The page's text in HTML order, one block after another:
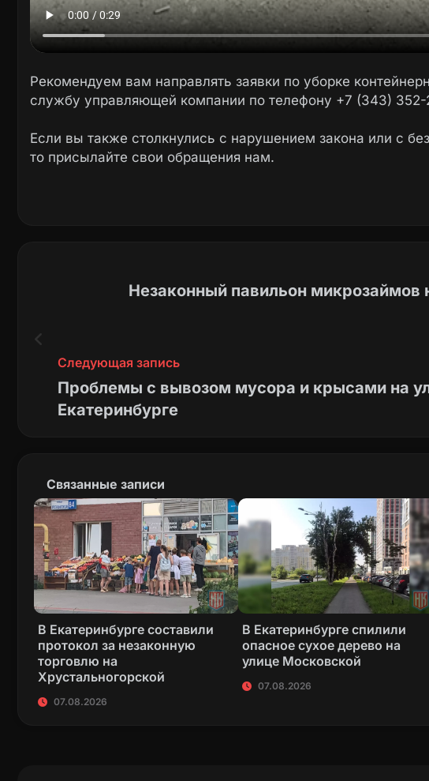
Рекомендуем вам направлять заявки по уборке
службу управляющей компании по телефону +7 (343)
Если вы также столкнулись с нарушением закона или с
то присылайте свои обращения нам.
Незаконный павильон микрозаймов
Следующая запись
Проблемы с вывозом мусора и крысами на ул.
Екатеринбурге
Связанные записи
В Екатеринбурге составили
протокол за незаконную
торговлю на
Хрустальногорской
07.08.2026
В Екатеринбурге спилили
опасное сухое дерево на
улице Московской
07.08.2026